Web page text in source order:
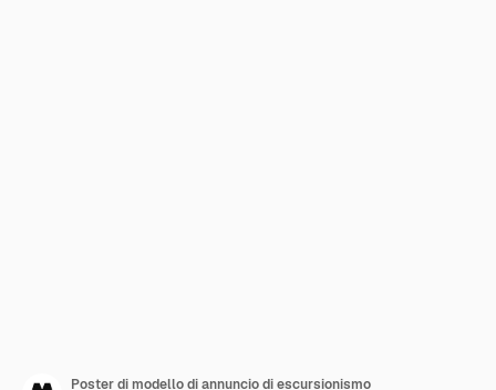
Poster di modello di annuncio di escursionismo